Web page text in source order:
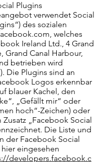
Plugins
verwendet Social
des sozialen
welches
Ireland Ltd., 4 Grand
Grand Canal Harbour,
betrieben wird
Die Plugins sind an
Logos erkennbar
blauer Kachel, den
„Gefällt mir“ oder
hoch“-Zeichen) oder
„Facebook Social
Die Liste und
der Facebook Social
eingesehen
developers.facebook.c